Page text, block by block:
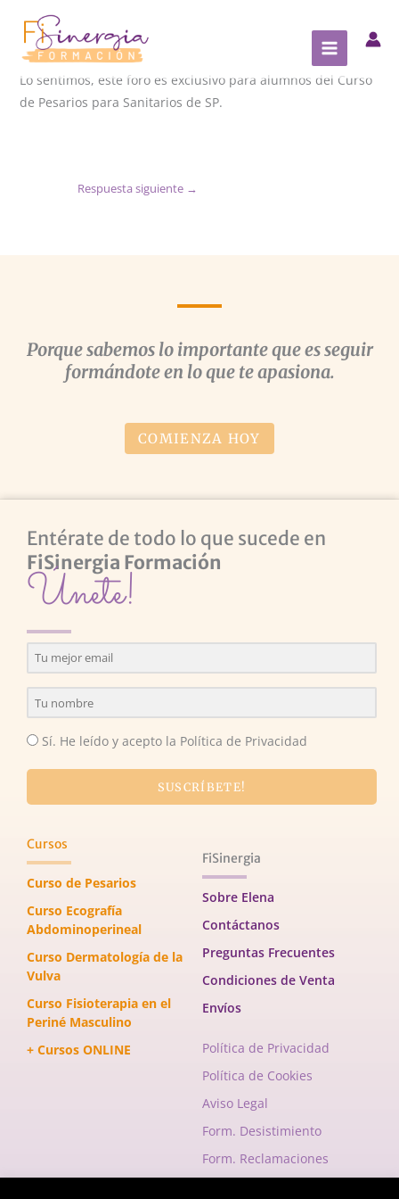
contenido
Lo sentimos, este foro es exclusivo para alumnos del Curso
de Pesarios para Sanitarios de SP.
Respuesta siguiente →
Porque sabemos lo importante que es seguir
formándote en lo que te apasiona.
COMIENZA HOY
Entérate de todo lo que sucede en
FiSinergia Formación
Únete!
Sí. He leído y acepto la Política de Privacidad
SUSCRÍBETE!
Cursos
Curso de Pesarios
Curso Ecografía
Abdominoperineal
Curso Dermatología de la
Vulva
Curso Fisioterapia en el
Periné Masculino
+ Cursos ONLINE
FiSinergia
Sobre Elena
Contáctanos
Preguntas Frecuentes
Condiciones de Venta
Envíos
Política de Privacidad
Política de Cookies
Aviso Legal
Form. Desistimiento
Form. Reclamaciones